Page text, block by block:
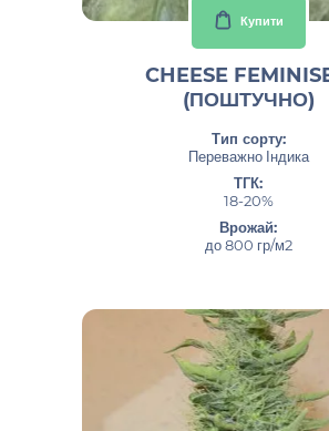
Купити
CHEESE
(ПОШТУЧНО)
Тип сорту:
Переважно Індика
ТГК:
18-20%
Врожай:
до 800 гр/м2